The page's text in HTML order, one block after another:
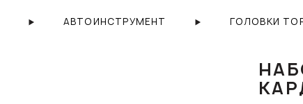
АВТОИНСТРУМЕНТ ГОЛОВКИ